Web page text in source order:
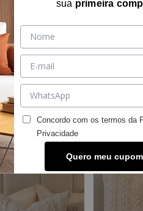
diversas cores e estilo para renovar seu
sua primeira
Concordo com os termos da
Privacidade
Quero meu